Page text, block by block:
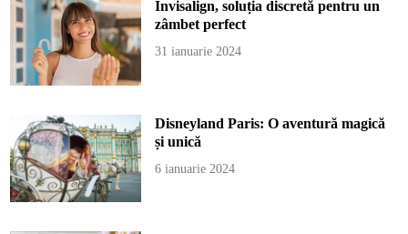
Invisalign, soluția discretă pentru un
zâmbet perfect
31 ianuarie 2024
Disneyland Paris: O aventură magică
și unică
6 ianuarie 2024